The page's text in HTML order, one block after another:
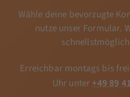
Wähle deine bevorzugte
nutze unser Formular.
Erreichbar montags bis
Uhr unter+49 89